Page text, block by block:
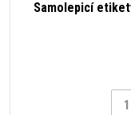
Samolepicí